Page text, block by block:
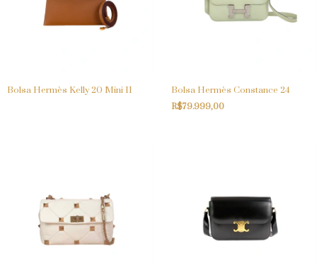
Bolsa Hermès Kelly 20 Mini II Bolsa Hermès Constance 24
R$79.999,00